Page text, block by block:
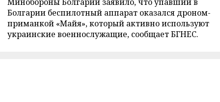
Болгарии беспилотный аппарат оказался дроном-
приманкой «Майя», который активно используют
украинские военнослужащие, сообщает БГНЕС.